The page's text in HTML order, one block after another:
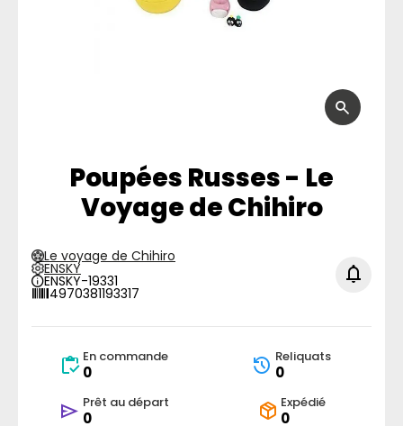
Poupées Russes - Le
Voyage de Chihiro
Le voyage de Chihiro
ENSKY
ENSKY-19331
4970381193317
En commande
0
Reliquats
0
Prêt au départ
0
Expédié
0